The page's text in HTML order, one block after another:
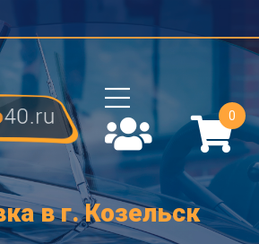
0
в г. Козельск